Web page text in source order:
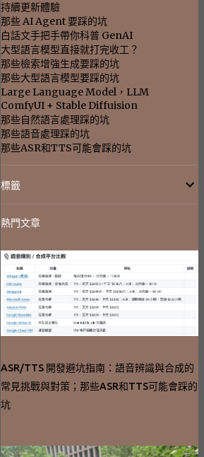
持續更新體驗
那些 AI Agent 要踩的坑
白話文手把手帶你科普 GenAI
大型語言模型直接就打完收工？
那些檢索增強生成要踩的坑
那些大型語言模型要踩的坑
Large Language Model，LLM
ComfyUI + Stable Diffuision
那些自然語言處理踩的坑
那些語音處理踩的坑
那些ASR和TTS可能會踩的坑
標籤
熱門文章
ASR/TTS 開發避坑指南：語音辨識與合成的
常見挑戰與對策；那些ASR和TTS可能會踩的
坑